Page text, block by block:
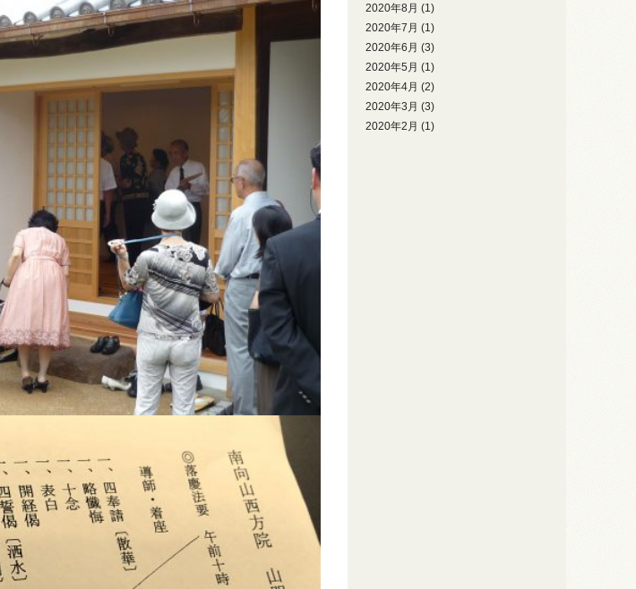
2020年8月 (1)
2020年7月 (1)
2020年6月 (3)
2020年5月 (1)
2020年4月 (2)
2020年3月 (3)
2020年2月 (1)